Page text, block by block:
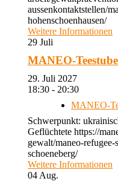
aussenkontaktstellen/
hohenschoenhausen/
Weitere Informationen
29 Juli
MANEO-
29. Juli 2027
18:30 - 20:30
MANEO-
Schwerpunkt:
Geflüchtete https://
gewalt/maneo-refugee-
schoeneberg/
Weitere Informationen
04 Aug.